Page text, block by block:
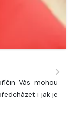
Vás mohou
i jak je